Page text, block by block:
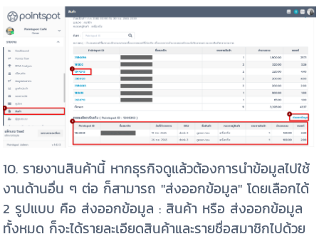
10. รายงานสินค้านี้ หากธุรกิจดูแล้วต้องการนำข้อมูลไปใช้
งานด้านอื่น ๆ ต่อ ก็สามารถ "ส่งออกข้อมูล" โดยเลือกได้
2 รูปแบบ คือ ส่งออกข้อมูล : สินค้า หรือ ส่งออกข้อมูล
ทั้งหมด ก็จะได้รายละเอียดสินค้าและรายชื่อสมาชิกไปด้วย